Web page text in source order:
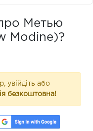
Метью
Modine)?
увійдіть або
безкоштовна!